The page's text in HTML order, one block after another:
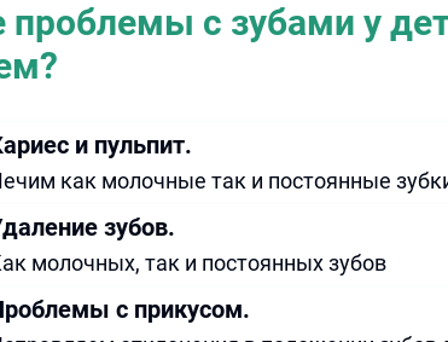
проблемы с зубами у
и пульпит.
как молочные так и постоянные
зубов.
молочных, так и постоянных зубов
с прикусом.